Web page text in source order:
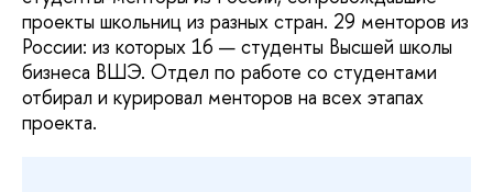
проекты школьниц из разных стран. 29 менторов из
России: из которых 16 — студенты Высшей школы
бизнеса ВШЭ. Отдел по работе со студентами
отбирал и курировал менторов на всех этапах
проекта.